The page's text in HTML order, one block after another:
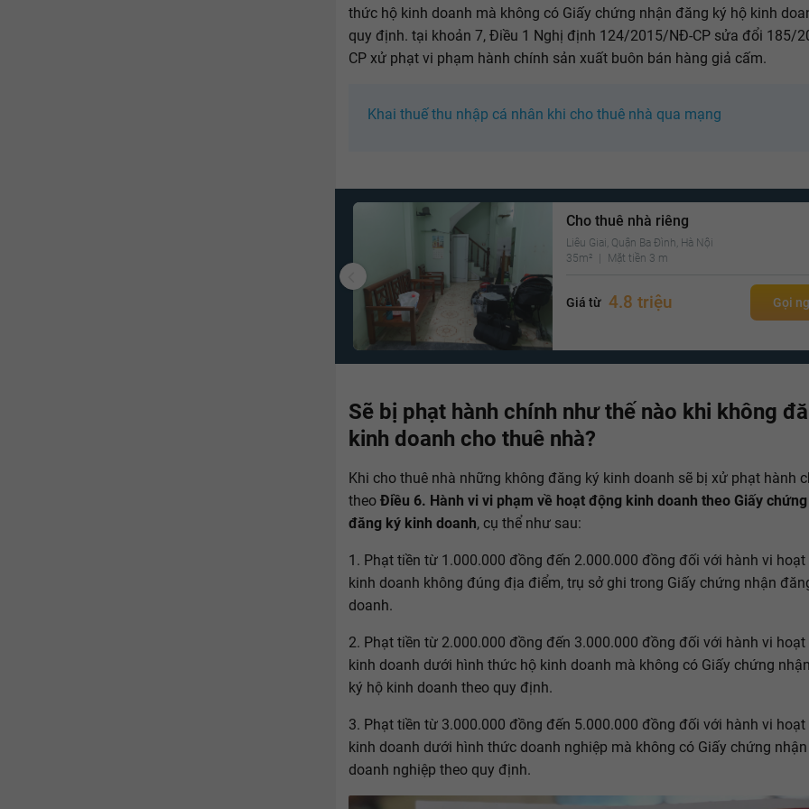
thức hộ kinh doanh mà không có Giấy chứng nhận đăng ký hộ kinh
quy định. tại khoản 7, Điều 1 Nghị định 124/2015/NĐ-CP sửa đổi 185/
CP xử phạt vi phạm hành chính sản xuất buôn bán hàng giả cấm.
Khai thuế thu nhập cá nhân khi cho thuê nhà qua mạng
Cho thuê nhà riêng
Liễu Giai, Quận Ba Đình, Hà Nội
35m²
Mặt tiền 3 m
Giá từ 4.8 triệu Gọi
Sẽ bị phạt hành chính như thế nào khi không
kinh doanh cho thuê nhà?
Khi cho thuê nhà những không đăng ký kinh doanh sẽ bị xử phạt hành
theo Điều 6. Hành vi vi phạm về hoạt động kinh doanh theo Giấy
đăng ký kinh doanh, cụ thể như sau:
1. Phạt tiền từ 1.000.000 đồng đến 2.000.000 đồng đối với hành vi hoạt
kinh doanh không đúng địa điểm, trụ sở ghi trong Giấy chứng nhận
doanh.
2. Phạt tiền từ 2.000.000 đồng đến 3.000.000 đồng đối với hành vi hoạt
kinh doanh dưới hình thức hộ kinh doanh mà không có Giấy chứng
ký hộ kinh doanh theo quy định.
3. Phạt tiền từ 3.000.000 đồng đến 5.000.000 đồng đối với hành vi hoạt
kinh doanh dưới hình thức doanh nghiệp mà không có Giấy chứng
doanh nghiệp theo quy định.